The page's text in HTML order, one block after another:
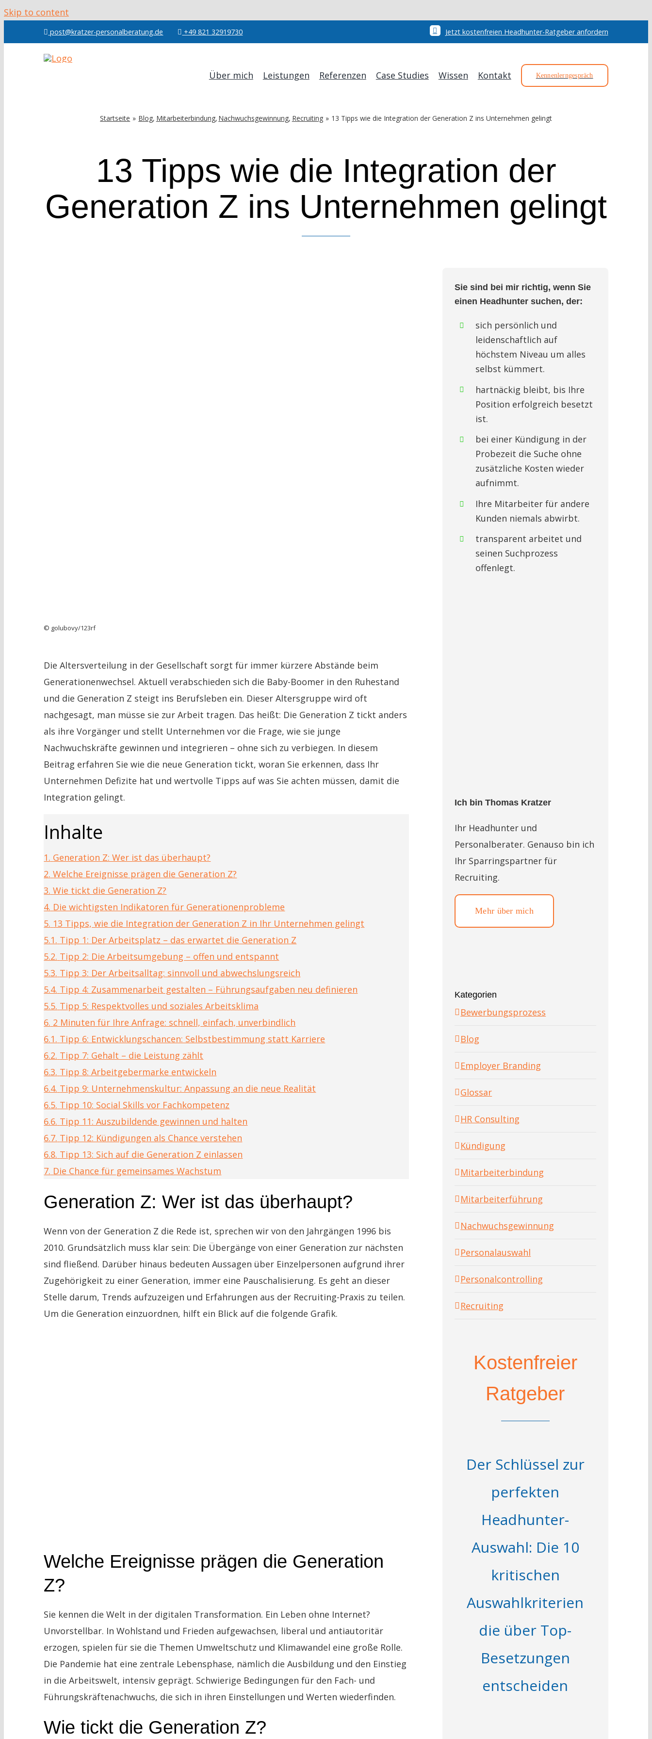
Skip to content
post@kratzer-personalberatung.de +49 821 32919730 Jetzt kostenfreien Headhunter-Ratgeber anfordern
Über mich Leistungen Referenzen Case Studies Wissen Kontakt Kennenlerngespräch
Startseite Blog Mitarbeiterbindung Nachwuchsgewinnung Recruiting 13 Tipps wie die Integration der Generation Z ins Unternehmen gelingt
13 Tipps wie die Integration der
Generation Z ins Unternehmen gelingt
© golubovy/123rf
Die Altersverteilung in der Gesellschaft sorgt für immer kürzere Abstände beim
Generationenwechsel. Aktuell verabschieden sich die Baby-Boomer in den Ruhestand
und die Generation Z steigt ins Berufsleben ein. Dieser Altersgruppe wird oft
nachgesagt, man müsse sie zur Arbeit tragen. Das heißt: Die Generation Z tickt anders
als ihre Vorgänger und stellt Unternehmen vor die Frage, wie sie junge
Nachwuchskräfte gewinnen und integrieren – ohne sich zu verbiegen. In diesem
Beitrag erfahren Sie wie die neue Generation tickt, woran Sie erkennen, dass Ihr
Unternehmen Defizite hat und wertvolle Tipps auf was Sie achten müssen, damit die
Integration gelingt.
Inhalte
1. Generation Z: Wer ist das überhaupt?
2. Welche Ereignisse prägen die Generation Z?
3. Wie tickt die Generation Z?
4. Die wichtigsten Indikatoren für Generationenprobleme
5. 13 Tipps, wie die Integration der Generation Z in Ihr Unternehmen gelingt
5.1. Tipp 1: Der Arbeitsplatz – das erwartet die Generation Z
5.2. Tipp 2: Die Arbeitsumgebung – offen und entspannt
5.3. Tipp 3: Der Arbeitsalltag: sinnvoll und abwechslungsreich
5.4. Tipp 4: Zusammenarbeit gestalten – Führungsaufgaben neu definieren
5.5. Tipp 5: Respektvolles und soziales Arbeitsklima
6. 2 Minuten für Ihre Anfrage: schnell, einfach, unverbindlich
6.1. Tipp 6: Entwicklungschancen: Selbstbestimmung statt Karriere
6.2. Tipp 7: Gehalt – die Leistung zählt
6.3. Tipp 8: Arbeitgebermarke entwickeln
6.4. Tipp 9: Unternehmenskultur: Anpassung an die neue Realität
6.5. Tipp 10: Social Skills vor Fachkompetenz
6.6. Tipp 11: Auszubildende gewinnen und halten
6.7. Tipp 12: Kündigungen als Chance verstehen
6.8. Tipp 13: Sich auf die Generation Z einlassen
7. Die Chance für gemeinsames Wachstum
Generation Z: Wer ist das überhaupt?
Wenn von der Generation Z die Rede ist, sprechen wir von den Jahrgängen 1996 bis
2010. Grundsätzlich muss klar sein: Die Übergänge von einer Generation zur nächsten
sind fließend. Darüber hinaus bedeuten Aussagen über Einzelpersonen aufgrund ihrer
Zugehörigkeit zu einer Generation, immer eine Pauschalisierung. Es geht an dieser
Stelle darum, Trends aufzuzeigen und Erfahrungen aus der Recruiting-Praxis zu teilen.
Um die Generation einzuordnen, hilft ein Blick auf die folgende Grafik.
Welche Ereignisse prägen die Generation
Z?
Sie kennen die Welt in der digitalen Transformation. Ein Leben ohne Internet?
Unvorstellbar. In Wohlstand und Frieden aufgewachsen, liberal und antiautoritär
erzogen, spielen für sie die Themen Umweltschutz und Klimawandel eine große Rolle.
Die Pandemie hat eine zentrale Lebensphase, nämlich die Ausbildung und den Einstieg
in die Arbeitswelt, intensiv geprägt. Schwierige Bedingungen für den Fach- und
Führungskräftenachwuchs, die sich in ihren Einstellungen und Werten wiederfinden.
Wie tickt die Generation Z?
Sie sind bei mir richtig, wenn Sie
einen Headhunter suchen, der:
sich persönlich und
leidenschaftlich auf
höchstem Niveau um alles
selbst kümmert.
hartnäckig bleibt, bis Ihre
Position erfolgreich besetzt
ist.
bei einer Kündigung in der
Probezeit die Suche ohne
zusätzliche Kosten wieder
aufnimmt.
Ihre Mitarbeiter für andere
Kunden niemals abwirbt.
transparent arbeitet und
seinen Suchprozess
offenlegt.
Ich bin Thomas Kratzer
Ihr Headhunter und
Personalberater. Genauso bin ich
Ihr Sparringspartner für
Recruiting.
Mehr über mich
Kategorien
Bewerbungsprozess
Blog
Employer Branding
Glossar
HR Consulting
Kündigung
Mitarbeiterbindung
Mitarbeiterführung
Nachwuchsgewinnung
Personalauswahl
Personalcontrolling
Recruiting
Kostenfreier
Ratgeber
Der Schlüssel zur
perfekten
Headhunter-
Auswahl: Die 10
kritischen
Auswahlkriterien
die über Top-
Besetzungen
entscheiden